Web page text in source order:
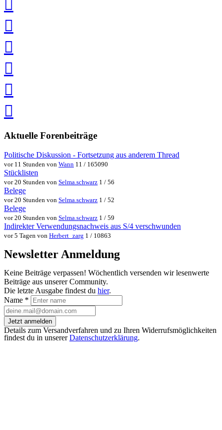
teilen
teilen
teilen
speichern
via
teilenteilen
Aktuelle Forenbeiträge
Politische Diskussion - Fortsetzung aus anderem Thread
vor 11 Stunden von Wann 11 / 165090
Stücklisten
vor 20 Stunden von Selma.schwarz 1 / 56
Belege
vor 20 Stunden von Selma.schwarz 1 / 52
Belege
vor 20 Stunden von Selma.schwarz 1 / 59
Indirekter Verwendungsnachweis aus S/4 verschwunden
vor 5 Tagen von Herbert_zarg 1 / 10863
Newsletter Anmeldung
Keine Beiträge verpassen! Wöchentlich versenden wir lesenwerte
Beiträge aus unserer Community.
Die letzte Ausgabe findest du hier.
Name *
Jetzt anmelden
Details zum Versandverfahren und zu Ihren Widerrufsmöglichkeiten
findest du in unsererDatenschutzerklärung.